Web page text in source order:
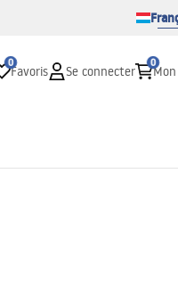
0
Favoris Se connecter
0